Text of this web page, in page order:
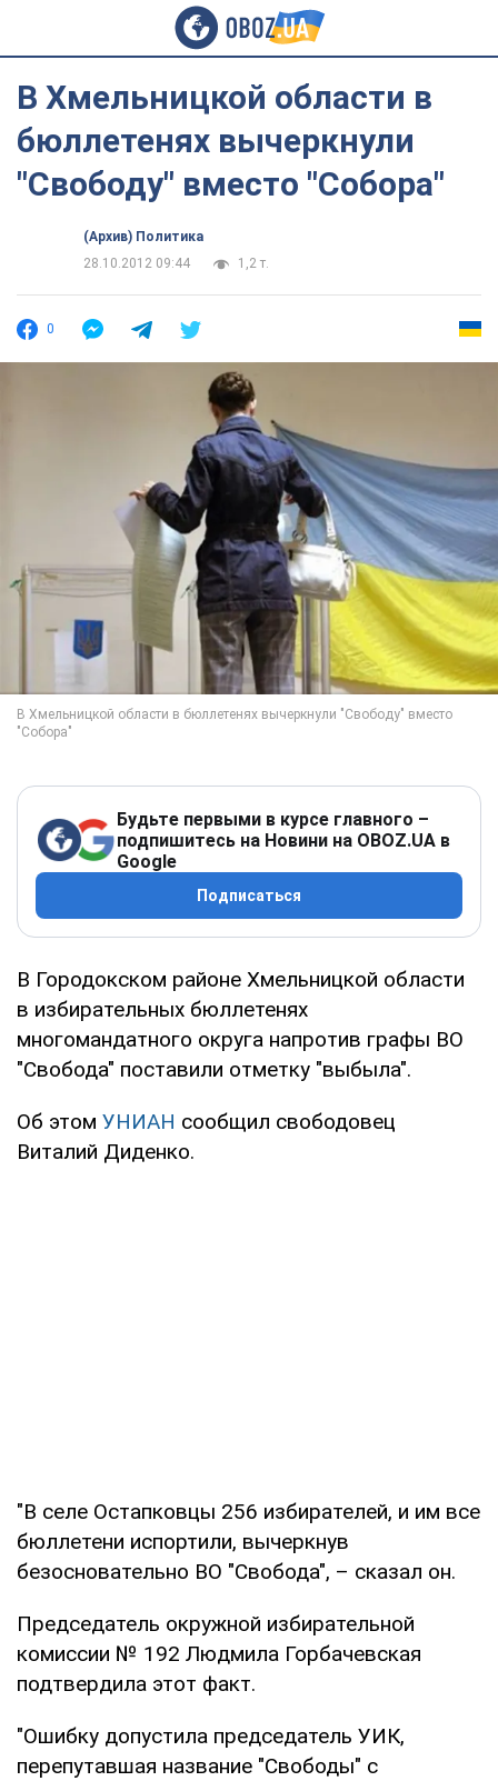
В Хмельницкой области в
бюллетенях вычеркнули
"Свободу" вместо "Собора"
(Архив) Политика
28.10.2012 09:44
1,2 т.
0
Будьте первыми в курсе главного –
подпишитесь на Новини на OBOZ.UA в
Google
Подписаться
В Городокском районе Хмельницкой области
в избирательных бюллетенях
многомандатного округа напротив графы ВО
"Свобода" поставили отметку "выбыла".
Об этом УНИАН сообщил свободовец
Виталий Диденко.
"В селе Остапковцы 256 избирателей, и им все
бюллетени испортили, вычеркнув
безосновательно ВО "Свобода", – сказал он.
Председатель окружной избирательной
комиссии № 192 Людмила Горбачевская
подтвердила этот факт.
"Ошибку допустила председатель УИК,
перепутавшая название "Свободы" с